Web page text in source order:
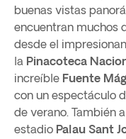
buenas vistas
encuentran muchos
desde el
la Pinacoteca
increíble Fuente
con un espectáculo
de verano. También
estadio Palau Sant